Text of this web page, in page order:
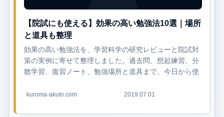
【院試にも使える】効果の高い勉強法10選｜場所
と道具も整理
効果の高い勉強法を、学習科学の研究レビューと院試対
策の実例に寄せて整理しました。過去問、想起練習、分
散学習、復習ノート、勉強場所と道具まで、今日から使
kuroma-akuto.com 2019.07.01